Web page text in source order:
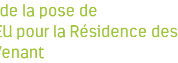
la pose de
pour la Résidence des